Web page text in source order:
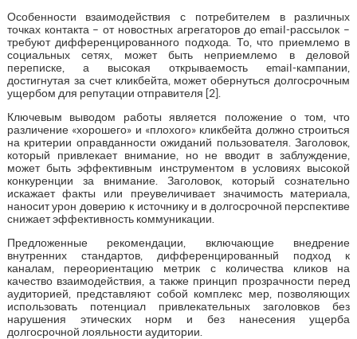
Особенности взаимодействия с потребителем в различных
точках контакта – от новостных агрегаторов до email-рассылок –
требуют дифференцированного подхода. То, что приемлемо в
социальных сетях, может быть неприемлемо в деловой
переписке, а высокая открываемость email-кампании,
достигнутая за счет кликбейта, может обернуться долгосрочным
ущербом для репутации отправителя [2].
Ключевым выводом работы является положение о том, что
различение «хорошего» и «плохого» кликбейта должно строиться
на критерии оправданности ожиданий пользователя. Заголовок,
который привлекает внимание, но не вводит в заблуждение,
может быть эффективным инструментом в условиях высокой
конкуренции за внимание. Заголовок, который сознательно
искажает факты или преувеличивает значимость материала,
наносит урон доверию к источнику и в долгосрочной перспективе
снижает эффективность коммуникации.
Предложенные рекомендации, включающие внедрение
внутренних стандартов, дифференцированный подход к
каналам, переориентацию метрик с количества кликов на
качество взаимодействия, а также принцип прозрачности перед
аудиторией, представляют собой комплекс мер, позволяющих
использовать потенциал привлекательных заголовков без
нарушения этических норм и без нанесения ущерба
долгосрочной лояльности аудитории.